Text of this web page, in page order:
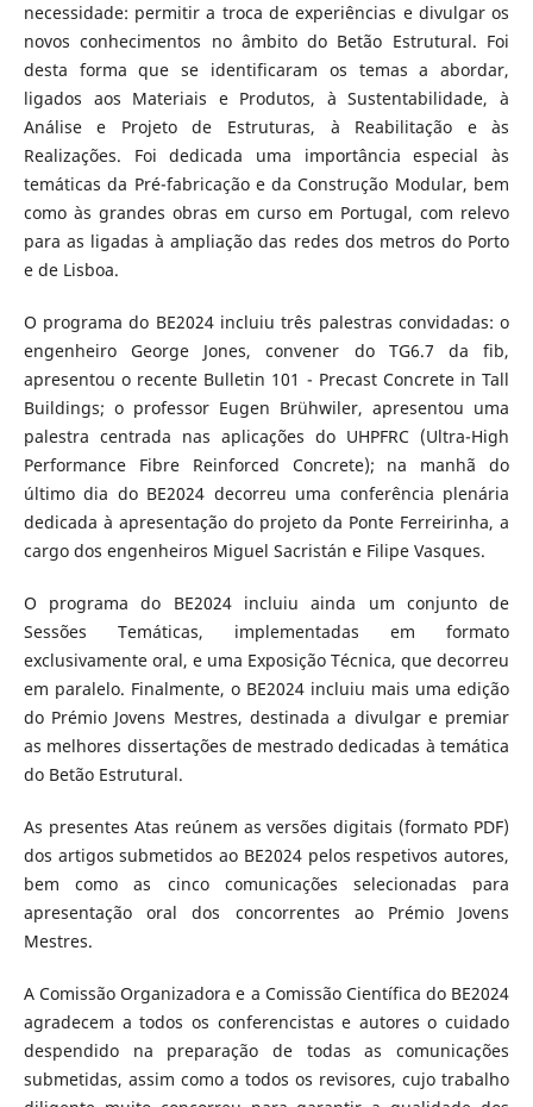
necessidade: permitir a troca de experiências e divulgar os
novos conhecimentos no âmbito do Betão Estrutural. Foi
desta forma que se identificaram os temas a abordar,
ligados aos Materiais e Produtos, à Sustentabilidade, à
Análise e Projeto de Estruturas, à Reabilitação e às
Realizações. Foi dedicada uma importância especial às
temáticas da Pré-fabricação e da Construção Modular, bem
como às grandes obras em curso em Portugal, com relevo
para as ligadas à ampliação das redes dos metros do Porto
e de Lisboa.
O programa do BE2024 incluiu três palestras convidadas: o
engenheiro George Jones, convener do TG6.7 da fib,
apresentou o recente Bulletin 101 - Precast Concrete in Tall
Buildings; o professor Eugen Brühwiler, apresentou uma
palestra centrada nas aplicações do UHPFRC (Ultra-High
Performance Fibre Reinforced Concrete); na manhã do
último dia do BE2024 decorreu uma conferência plenária
dedicada à apresentação do projeto da Ponte Ferreirinha, a
cargo dos engenheiros Miguel Sacristán e Filipe Vasques.
O programa do BE2024 incluiu ainda um conjunto de
Sessões Temáticas, implementadas em formato
exclusivamente oral, e uma Exposição Técnica, que decorreu
em paralelo. Finalmente, o BE2024 incluiu mais uma edição
do Prémio Jovens Mestres, destinada a divulgar e premiar
as melhores dissertações de mestrado dedicadas à temática
do Betão Estrutural.
As presentes Atas reúnem as versões digitais (formato PDF)
dos artigos submetidos ao BE2024 pelos respetivos autores,
bem como as cinco comunicações selecionadas para
apresentação oral dos concorrentes ao Prémio Jovens
Mestres.
A Comissão Organizadora e a Comissão Científica do BE2024
agradecem a todos os conferencistas e autores o cuidado
despendido na preparação de todas as comunicações
submetidas, assim como a todos os revisores, cujo trabalho